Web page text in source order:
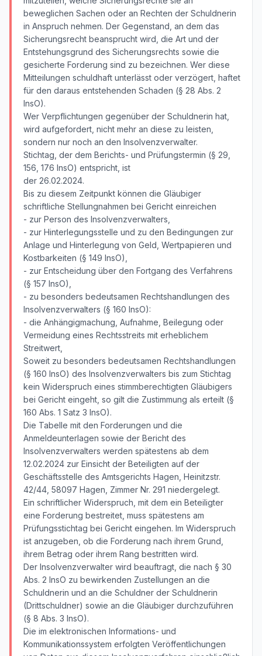
beweglichen Sachen oder an Rechten der Schuldnerin
in Anspruch nehmen. Der Gegenstand, an dem das
Sicherungsrecht beansprucht wird, die Art und der
Entstehungsgrund des Sicherungsrechts sowie die
gesicherte Forderung sind zu bezeichnen. Wer diese
Mitteilungen schuldhaft unterlässt oder verzögert, haftet
für den daraus entstehenden Schaden (§ 28 Abs. 2
InsO).
Wer Verpflichtungen gegenüber der Schuldnerin hat,
wird aufgefordert, nicht mehr an diese zu leisten,
sondern nur noch an den Insolvenzverwalter.
Stichtag, der dem Berichts- und Prüfungstermin (§ 29,
156, 176 InsO) entspricht, ist
der 26.02.2024.
Bis zu diesem Zeitpunkt können die Gläubiger
schriftliche Stellungnahmen bei Gericht einreichen
- zur Person des Insolvenzverwalters,
- zur Hinterlegungsstelle und zu den Bedingungen zur
Anlage und Hinterlegung von Geld, Wertpapieren und
Kostbarkeiten (§ 149 InsO),
- zur Entscheidung über den Fortgang des Verfahrens
(§ 157 InsO),
- zu besonders bedeutsamen Rechtshandlungen des
Insolvenzverwalters (§ 160 InsO):
- die Anhängigmachung, Aufnahme, Beilegung oder
Vermeidung eines Rechtsstreits mit erheblichem
Streitwert,
Soweit zu besonders bedeutsamen Rechtshandlungen
(§ 160 InsO) des Insolvenzverwalters bis zum Stichtag
kein Widerspruch eines stimmberechtigten Gläubigers
bei Gericht eingeht, so gilt die Zustimmung als erteilt (§
160 Abs. 1 Satz 3 InsO).
Die Tabelle mit den Forderungen und die
Anmeldeunterlagen sowie der Bericht des
Insolvenzverwalters werden spätestens ab dem
12.02.2024 zur Einsicht der Beteiligten auf der
Geschäftsstelle des Amtsgerichts Hagen, Heinitzstr.
42/44, 58097 Hagen, Zimmer Nr. 291 niedergelegt.
Ein schriftlicher Widerspruch, mit dem ein Beteiligter
eine Forderung bestreitet, muss spätestens am
Prüfungsstichtag bei Gericht eingehen. Im Widerspruch
ist anzugeben, ob die Forderung nach ihrem Grund,
ihrem Betrag oder ihrem Rang bestritten wird.
Der Insolvenzverwalter wird beauftragt, die nach § 30
Abs. 2 InsO zu bewirkenden Zustellungen an die
Schuldnerin und an die Schuldner der Schuldnerin
(Drittschuldner) sowie an die Gläubiger durchzuführen
(§ 8 Abs. 3 InsO).
Die im elektronischen Informations- und
Kommunikationssystem erfolgten Veröffentlichungen